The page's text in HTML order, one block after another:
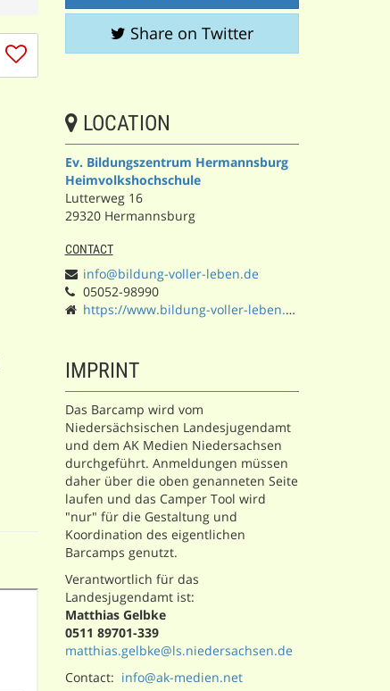
I
don't
session
Share on Twitter
LOCATION
Ev. Bildungszentrum Hermannsburg
Heimvolkshochschule
Lutterweg 16
29320 Hermannsburg
CONTACT
info@bildung-voller-leben.de
05052-98990
https://www.bildung-voller-leben.de/
IMPRINT
Das Barcamp wird vom
Niedersächsischen Landesjugendamt
und dem AK Medien Niedersachsen
durchgeführt. Anmeldungen müssen
daher über die oben genanneten Seite
laufen und das Camper Tool wird
"nur" für die Gestaltung und
Koordination des eigentlichen
Barcamps genutzt.
Verantwortlich für das
Landesjugendamt ist:
Matthias Gelbke
0511 89701-339
matthias.gelbke@ls.niedersachsen.de
Contact: info@ak-medien.net